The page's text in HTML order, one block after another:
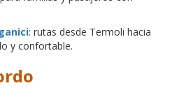
: rutas desde Termoli hacia
y confortable.